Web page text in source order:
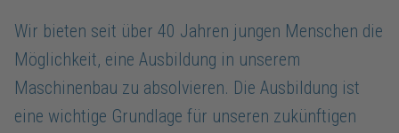
Wir bieten seit über 40 Jahren jungen Menschen die
Möglichkeit, eine Ausbildung in unserem
Maschinenbau zu absolvieren. Die Ausbildung ist
eine wichtige Grundlage für unseren zukünftigen